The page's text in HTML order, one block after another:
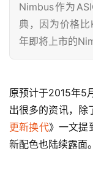
Nimbus作为
典，因为价格
年即将上市的
原预计于2015年5
出很多的资讯，除
更新换代》一文提
新配色也陆续露面。